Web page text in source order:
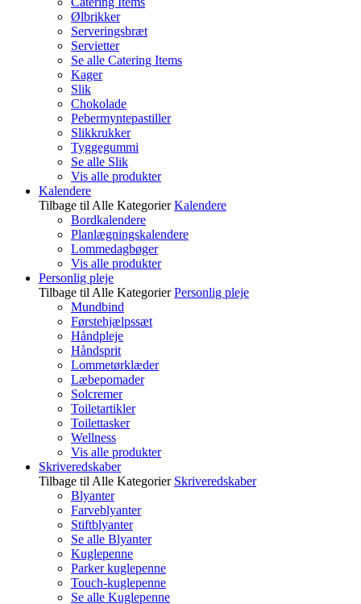
Ølbrikker
Serveringsbræt
Servietter
Se alle Catering Items
Kager
Slik
Chokolade
Pebermyntepastiller
Slikkrukker
Tyggegummi
Se alle Slik
Vis alle produkter
Kalendere
Tilbage til Alle Kategorier Kalendere
Bordkalendere
Planlægningskalendere
Lommedagbøger
Vis alle produkter
Personlig pleje
Tilbage til Alle Kategorier Personlig pleje
Mundbind
Førstehjælpssæt
Håndpleje
Håndsprit
Lommetørklæder
Læbepomader
Solcremer
Toiletartikler
Toilettasker
Wellness
Vis alle produkter
Skriveredskaber
Tilbage til Alle Kategorier Skriveredskaber
Blyanter
Farveblyanter
Stiftblyanter
Se alle Blyanter
Kuglepenne
Parker kuglepenne
Touch-kuglepenne
Se alle Kuglepenne